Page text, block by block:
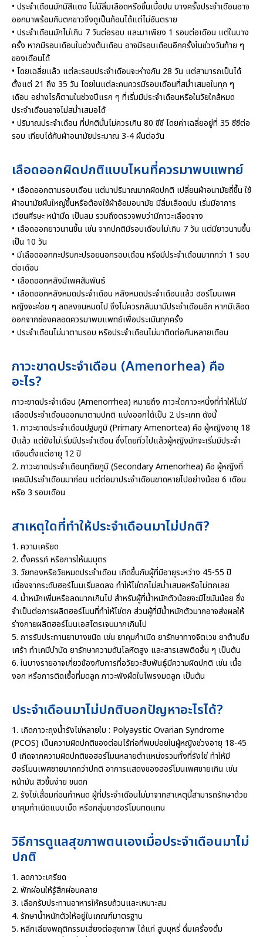
• ประจำเดือนมักมีสีแดง ไม่มีลิ่มเลือดหรือชิ้นเนื้อปน บางครั้งประจำเดือนอาจ
ออกมาพร้อมกับตกขาวจึงดูเป็นก้อนได้แต่ไม่อันตราย
• ประจำเดือนมักไม่เกิน 7 วันต่อรอบ และมาเพียง 1 รอบต่อเดือน แต่ในบาง
ครั้ง หากมีรอบเดือนในช่วงต้นเดือน อาจมีรอบเดือนอีกครั้งในช่วงวันท้าย ๆ
ของเดือนได้
• โดยเฉลี่ยแล้ว แต่ละรอบประจำเดือนจะห่างกัน 28 วัน แต่สามารถเป็นได้
ตั้งแต่ 21 ถึง 35 วัน โดยในแต่ละคนควรมีรอบเดือนที่สม่ำเสมอในทุก ๆ
เดือน อย่างไรก็ตามในช่วงปีแรก ๆ ที่เริ่มมีประจำเดือนหรือในวัยใกล้หมด
ประจำเดือนอาจไม่สม่ำเสมอได้
• ปริมาณประจำเดือน ที่ปกตินั้นไม่ควรเกิน 80 ซีซี โดยค่าเฉลี่ยอยู่ที่ 35 ซีซีต่อ
รอบ เทียบได้กับผ้าอนามัยประมาณ 3-4 ผืนต่อวัน
เลือดออกผิดปกติแบบไหนที่ควรมาพบแพทย์
• เลือดออกตามรอบเดือน แต่มาปริมาณมากผิดปกติ เปลี่ยนผ้าอนามัยถี่ขึ้น ใช้
ผ้าอนามัยผืนใหญ่ขึ้นหรือต้องใช้ผ้าอ้อมอนามัย มีลิ่มเลือดปน เริ่มมีอาการ
เวียนศีรษะ หน้ามืด เป็นลม รวมถึงตรวจพบว่ามีภาวะเลือดจาง
• เลือดออกยาวนานขึ้น เช่น จากปกติมีรอบเดือนไม่เกิน 7 วัน แต่มียาวนานขึ้น
เป็น 10 วัน
• มีเลือดออกกะปริบกะปรอยนอกรอบเดือน หรือมีประจำเดือนมากกว่า 1 รอบ
ต่อเดือน
• เลือดออกหลังมีเพศสัมพันธ์
• เลือดออกหลังหมดประจำเดือน หลังหมดประจำเดือนแล้ว ฮอร์โมนเพศ
หญิงจะค่อย ๆ ลดลงจนหมดไป จึงไม่ควรกลับมามีประจำเดือนอีก หากมีเลือด
ออกจากช่องคลอดควรมาพบแพทย์เพื่อประเมินทุกครั้ง
• ประจำเดือนไม่มาตามรอบ หรือประจำเดือนไม่มาติดต่อกันหลายเดือน
ภาวะขาดประจำเดือน (Amenorhea) คือ
อะไร?
ภาวะขาดประจำเดือน (Amenorrhea) หมายถึง ภาวะใดภาวะหนึ่งที่ทำให้ไม่มี
เลือดประจำเดือนออกมาตามปกติ แบ่งออกได้เป็น 2 ประเภท ดังนี้
1. ภาวะขาดประจำเดือนปฐมภูมิ (Primary Amenortea) คือ ผู้หญิงอายุ 18
ปีแล้ว แต่ยังไม่เริ่มมีประจำเดือน ซึ่งโดยทั่วไปแล้วผู้หญิงมักจะเริ่มมีประจำ
เดือนตั้งแต่อายุ 12 ปี
2. ภาวะขาดประจำเดือนทุติยภูมิ (Secondary Amenorhea) คือ ผู้หญิงที่
เคยมีประจำเดือนมาก่อน แต่ต่อมาประจำเดือนขาดหายไปอย่างน้อย 6 เดือน
หรือ 3 รอบเดือน
สาเหตุใดที่ทำให้ประจำเดือนมาไม่ปกติ?
1. ความเครียด
2. ตั้งครรภ์ หรือการให้นมบุตร
3. วัยทองหรือวัยหมดประจำเดือน เกิดขึ้นกับผู้ที่มีอายุระหว่าง 45-55 ปี
เนื่องจากระดับฮอร์โมนเริ่มลดลง ทำให้ไข่ตกไม่สม่ำเสมอหรือไม่ตกเลย
4. น้ำหนักเพิ่มหรือลดมากเกินไป สำหรับผู้ที่น้ำหนักตัวน้อยจะมีไขมันน้อย ซึ่ง
จำเป็นต่อการผลิตฮอร์โมนที่ทำให้ไข่ตก ส่วนผู้ที่มีน้ำหนักตัวมากอาจส่งผลให้
ร่างกายผลิตฮอร์โมนเอสโตรเจนมากเกินไป
5. การรับประทานยาบางชนิด เช่น ยาคุมกำเนิด ยารักษาทางจิตเวช ยาต้านซึม
เศร้า ทำเคมีบำบัด ยารักษาความดันโลหิตสูง และสารเสพติดอื่น ๆ เป็นต้น
6. ในบางรายอาจเกี่ยวข้องกับการที่อวัยวะสืบพันธุ์มีความผิดปกติ เช่น เนื้อ
งอก หรือการติดเชื้อที่มดลูก ภาวะพังผืดในโพรงมดลูก เป็นต้น
ประจำเดือนมาไม่ปกติบอกปัญหาอะไรได้?
1. เกิดภาวะถุงน้ำรังไข่หลายใบ : Polyaystic Ovarian Syndrome
(PCOS) เป็นความผิดปกติของต่อมไร้ท่อที่พบบ่อยในผู้หญิงช่วงอายุ 18-45
ปี เกิดจากความผิดปกติขอฮอร์โมนหลายตำแหน่งรวมทั้งที่รังไข่ ทำให้มี
ฮอร์โมนเพศชายมากกว่าปกติ อาการแสดงของฮอร์โมนเพศชายเกิน เช่น
หน้ามัน สิวขึ้นง่าย ขนดก
2. รังไข่เสื่อมก่อนกำหนด ผู้ที่ประจำเดือนไม่มาจากสาเหตุนี้สามารถรักษาด้วย
ยาคุมกำเนิดแบบเม็ด หรือกลุ่มยาฮอร์โมนทดแทน
วิธีการดูแลสุขภาพตนเองเมื่อประจำเดือนมาไม่
ปกติ
1. ลดภาวะเครียด
2. พักผ่อนให้รู้สึกผ่อนคลาย
3. เลือกรับประทานอาหารให้ครบถ้วนและเหมาะสม
4. รักษาน้ำหนักตัวให้อยู่ในเกณฑ์มาตรฐาน
5. หลีกเลียงพฤติกรรมเสี่ยงต่อสุขภาพ ได้แก่ สูบบุหรี่ ดื่มเครื่องดื่ม